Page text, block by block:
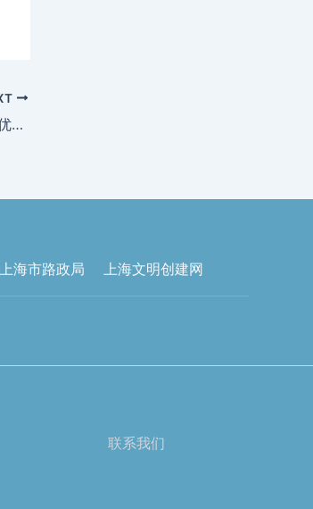
【道德讲堂】弘扬中华美德 传承优良家风
上海市路政局 上海文明创建网
联系我们